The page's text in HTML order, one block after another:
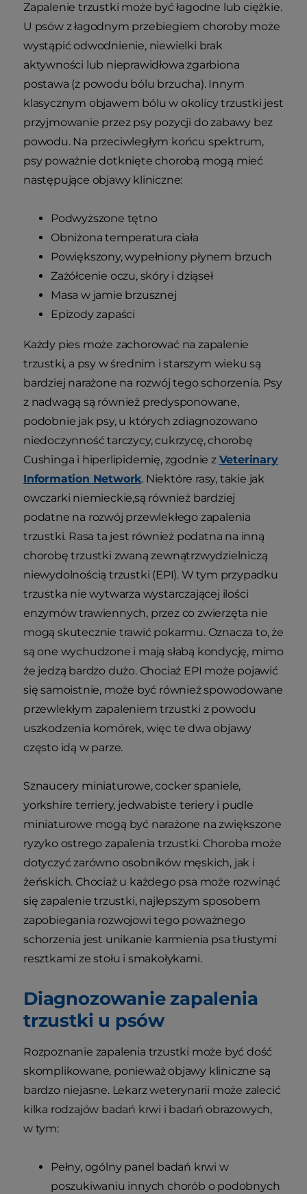
Zapalenie trzustki może być łagodne lub ciężkie.
U psów z łagodnym przebiegiem choroby może
wystąpić odwodnienie, niewielki brak
aktywności lub nieprawidłowa zgarbiona
postawa (z powodu bólu brzucha). Innym
klasycznym objawem bólu w okolicy trzustki jest
przyjmowanie przez psy pozycji do zabawy bez
powodu. Na przeciwległym końcu spektrum,
psy poważnie dotknięte chorobą mogą mieć
następujące objawy kliniczne:
Podwyższone tętno
Obniżona temperatura ciała
Powiększony, wypełniony płynem brzuch
Zażółcenie oczu, skóry i dziąseł
Masa w jamie brzusznej
Epizody zapaści
Każdy pies może zachorować na zapalenie
trzustki, a psy w średnim i starszym wieku są
bardziej narażone na rozwój tego schorzenia. Psy
z nadwagą są również predysponowane,
podobnie jak psy, u których zdiagnozowano
niedoczynność tarczycy, cukrzycę, chorobę
Cushinga i hiperlipidemię, zgodnie z Veterinary
Information Network. Niektóre rasy, takie jak
owczarki niemieckie,są również bardziej
podatne na rozwój przewlekłego zapalenia
trzustki. Rasa ta jest również podatna na inną
chorobę trzustki zwaną zewnątrzwydzielniczą
niewydolnością trzustki (EPI). W tym przypadku
trzustka nie wytwarza wystarczającej ilości
enzymów trawiennych, przez co zwierzęta nie
mogą skutecznie trawić pokarmu. Oznacza to, że
są one wychudzone i mają słabą kondycję, mimo
że jedzą bardzo dużo. Chociaż EPI może pojawić
się samoistnie, może być również spowodowane
przewlekłym zapaleniem trzustki z powodu
uszkodzenia komórek, więc te dwa objawy
często idą w parze.
Sznaucery miniaturowe, cocker spaniele,
yorkshire terriery, jedwabiste teriery i pudle
miniaturowe mogą być narażone na zwiększone
ryzyko ostrego zapalenia trzustki. Choroba może
dotyczyć zarówno osobników męskich, jak i
żeńskich. Chociaż u każdego psa może rozwinąć
się zapalenie trzustki, najlepszym sposobem
zapobiegania rozwojowi tego poważnego
schorzenia jest unikanie karmienia psa tłustymi
resztkami ze stołu i smakołykami.
Diagnozowanie zapalenia
trzustki u psów
Rozpoznanie zapalenia trzustki może być dość
skomplikowane, ponieważ objawy kliniczne są
bardzo niejasne. Lekarz weterynarii może zalecić
kilka rodzajów badań krwi i badań obrazowych,
w tym:
Pełny, ogólny panel badań krwi w
poszukiwaniu innych chorób o podobnych